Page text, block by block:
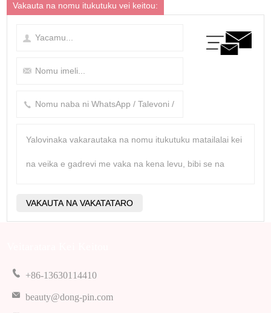
Vakauta na nomu itukutuku vei keitou:
+86-13630114410
beauty@dong-pin.com